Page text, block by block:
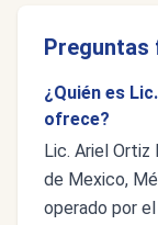
Preguntas
¿Quién es
ofrece?
Lic. Ariel Ortiz
de Mexico,
operado por